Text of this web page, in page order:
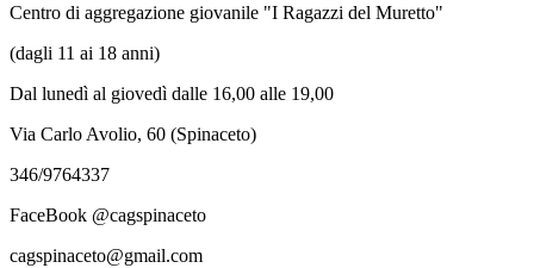
Centro di aggregazione giovanile "I Ragazzi del Muretto"
(dagli 11 ai 18 anni)
Dal lunedì al giovedì dalle 16,00 alle 19,00
Via Carlo Avolio, 60 (Spinaceto)
346/9764337
FaceBook @cagspinaceto
cagspinaceto@gmail.com